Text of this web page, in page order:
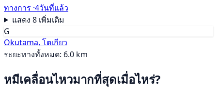
ทางการ ·4วันที่แล้ว
แสดง 8 เพิ่มเติม
G
Okutama, โตเกียว
ระยะทางทั้งหมด: 6.0 km
หมีเคลื่อนไหวมากที่สุดเมื่อไหร่?